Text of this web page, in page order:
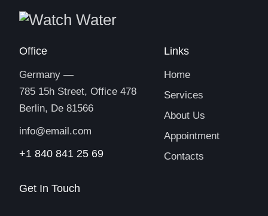
Office
Germany —
785 15h Street, Office 478
Berlin, De 81566
info@email.com
+1 840 841 25 69
Links
Home
Services
About Us
Appointment
Contacts
Get In Touch